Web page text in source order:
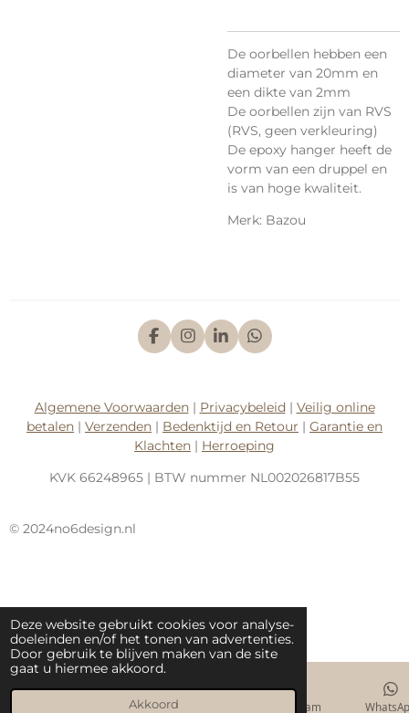
Deze website gebruikt cookies voor analyse-
doeleinden en/of het tonen van advertenties.
Door gebruik te blijven maken van de site
gaat u hiermee akkoord.
Akkoord
De oorbellen hebben een
diameter van 20mm en
een dikte van 2mm
De oorbellen zijn van RVS
(RVS, geen verkleuring)
De epoxy hanger heeft de
vorm van een druppel en
is van hoge kwaliteit.
Merk: Bazou
F
a
b
o
o
k
I
n
a
g
r
a
L
i
e
d
I
n
W
h
s
A
p
p
Algemene Voorwaarden| Privacybeleid | Veilig online
betalen | Verzenden | Bedenktijd en Retour | Garantie en
Klachten | Herroeping
KVK 66248965 | BTW nummer NL002026817B55
© 2024no6design.nl
Telefoonnummer Instagram